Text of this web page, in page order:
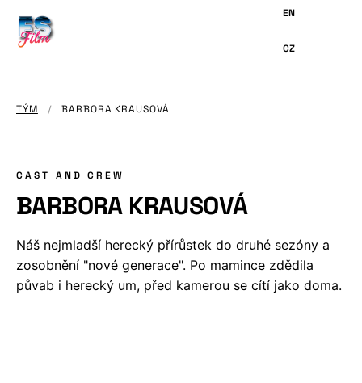
OBSAHU
TÝM / BARBORA KRAUSOVÁ
CAST AND CREW
BARBORA KRAUSOVÁ
Náš nejmladší herecký přírůstek do druhé sezóny a
zosobnění "nové generace". Po mamince zdědila
půvab i herecký um, před kamerou se cítí jako doma.